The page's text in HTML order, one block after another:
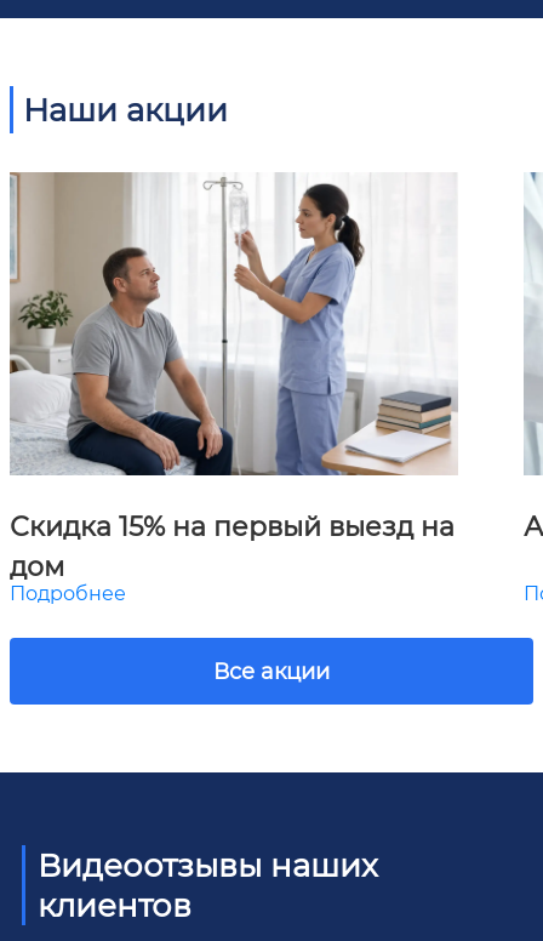
Наши акции
Скидка 15% на первый выезд на
дом
Подробнее
Все акции
Видеоотзывы наших
клиентов